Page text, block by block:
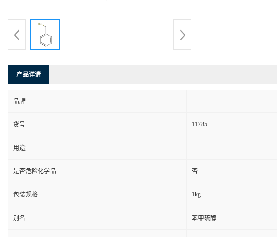
产品详请
品牌
货号 11785
用途
是否危险化学品 否
包装规格 1kg
别名 苯甲硫醇